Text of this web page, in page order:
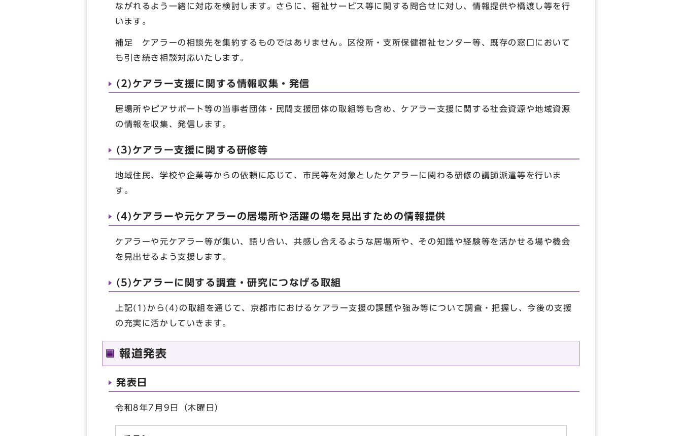
ながれるよう一緒に対応を検討します。さらに、福祉サービス等に関する問合せに対し、情報提供や橋渡し等を行
います。
補足 ケアラーの相談先を集約するものではありません。区役所・支所保健福祉センター等、既存の窓口において
も引き続き相談対応いたします。
(2)ケアラー支援に関する情報収集・発信
居場所やピアサポート等の当事者団体・民間支援団体の取組等も含め、ケアラー支援に関する社会資源や地域資源
の情報を収集、発信します。
(3)ケアラー支援に関する研修等
地域住民、学校や企業等からの依頼に応じて、市民等を対象としたケアラーに関わる研修の講師派遣等を行いま
す。
(4)ケアラーや元ケアラーの居場所や活躍の場を見出すための情報提供
ケアラーや元ケアラー等が集い、語り合い、共感し合えるような居場所や、その知識や経験等を活かせる場や機会
を見出せるよう支援します。
(5)ケアラーに関する調査・研究につなげる取組
上記(1)から(4)の取組を通じて、京都市におけるケアラー支援の課題や強み等について調査・把握し、今後の支援
の充実に活かしていきます。
報道発表
発表日
令和8年7月9日（木曜日）